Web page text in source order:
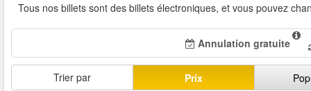
Tous nos billets sont des billets électroniques, et vous pouvez
Annulation gratuite
Trier par Prix